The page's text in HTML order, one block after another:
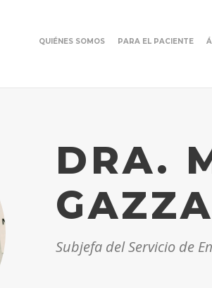
QUIÉNES SOMOS PARA EL PACIENTE
DRA.
Subjefa del Servicio de